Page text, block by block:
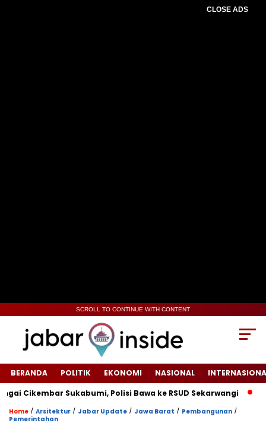
CLOSE ADS
SCROLL TO CONTINUE WITH CONTENT
BERANDA POLITIK EKONOMI NASIONAL
Sukabumi, Polisi Bawa ke RSUD Sekarwangi‎
Tiang
Home / Arsitektur / Jabar Update / Jawa Barat / Pembangunan /
Pemerintahan